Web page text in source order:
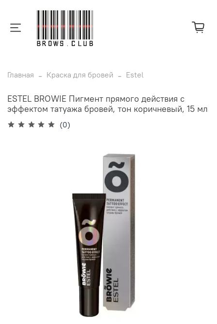
Главная Краска для бровей Estel
ESTEL BROWIE Пигмент прямого действия с
эффектом татуажа бровей, тон коричневый, 15 мл
(0)